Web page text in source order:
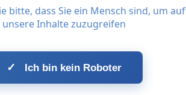
bitte, dass Sie ein Mensch sind, um auf
unsere Inhalte zuzugreifen
✓ Ich bin kein Roboter